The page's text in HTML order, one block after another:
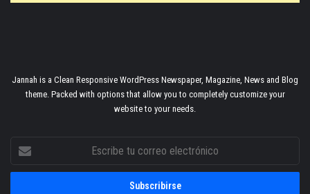
Jannah is a Clean Responsive WordPress Newspaper, Magazine, News and Blog
theme. Packed with options that allow you to completely customize your
website to your needs.
Escribe
correo